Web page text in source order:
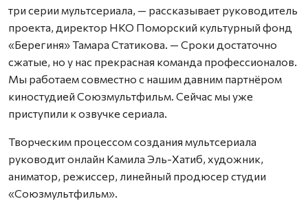
три серии мультсериала, — рассказывает руководитель
проекта, директор НКО Поморский культурный фонд
«Берегиня» Тамара Статикова. — Сроки достаточно
сжатые, но у нас прекрасная команда профессионалов.
Мы работаем совместно с нашим давним партнёром
киностудией Союзмультфильм. Сейчас мы уже
приступили к озвучке сериала.
Творческим процессом создания мультсериала
руководит онлайн Камила Эль-Хатиб, художник,
аниматор, режиссер, линейный продюсер студии
«Союзмультфильм».